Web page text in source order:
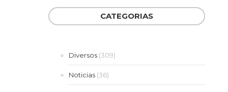
CATEGORIAS
Diversos(309)
Noticias(36)